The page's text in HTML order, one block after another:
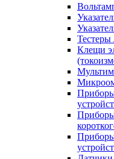
Клещи
Приборы
Приборы